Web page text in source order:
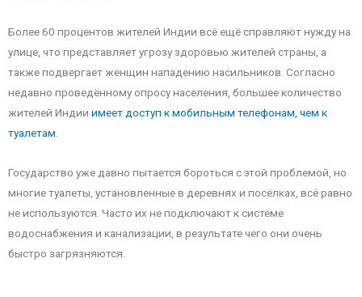
Более 60 процентов жителей Индии всё ещё справляют нужду на
улице, что представляет угрозу здоровью жителей страны, а
также подвергает женщин нападению насильников. Согласно
недавно проведённому опросу населения, большее количество
жителей Индии имеет доступ к мобильным телефонам, чем к
туалетам
Государство уже давно пытается бороться с этой проблемой, но
многие туалеты, установленные в деревнях и посёлках, всё равно
не используются. Часто их не подключают к системе
водоснабжения и канализации, в результате чего они очень
быстро загрязняются.